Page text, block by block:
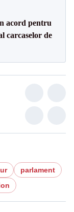
acord pentru
carcaselor de
parlament